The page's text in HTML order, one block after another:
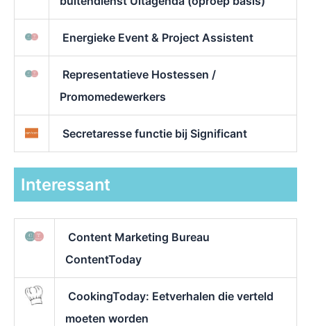
Energieke Event & Project Assistent
Representatieve Hostessen /
Promomedewerkers
Secretaresse functie bij Significant
Interessant
Content Marketing Bureau
ContentToday
CookingToday: Eetverhalen die verteld
moeten worden